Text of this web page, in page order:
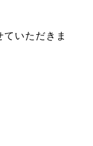
いただきま